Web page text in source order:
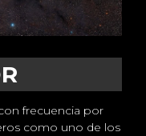
frecuencia por
como uno de los